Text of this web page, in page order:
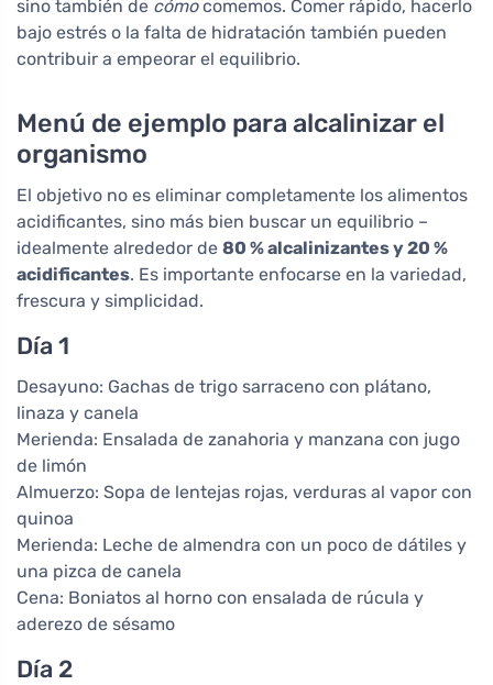
sino también de cómocomemos. Comer rápido, hacerlo
bajo estrés o la falta de hidratación también pueden
contribuir a empeorar el equilibrio.
Menú de ejemplo para alcalinizar el
organismo
El objetivo no es eliminar completamente los alimentos
acidificantes, sino más bien buscar un equilibrio –
idealmente alrededor de 80 % alcalinizantes y 20 %
acidificantes. Es importante enfocarse en la variedad,
frescura y simplicidad.
Día 1
Desayuno: Gachas de trigo sarraceno con plátano,
linaza y canela
Merienda: Ensalada de zanahoria y manzana con jugo
de limón
Almuerzo: Sopa de lentejas rojas, verduras al vapor con
quinoa
Merienda: Leche de almendra con un poco de dátiles y
una pizca de canela
Cena: Boniatos al horno con ensalada de rúcula y
aderezo de sésamo
Día 2